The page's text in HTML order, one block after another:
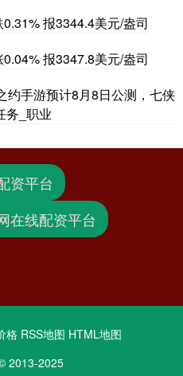
报3344.4美元/盎司
报3347.8美元/盎司
约手游预计8月8日公测，七侠
务_职业
资平台
在线配资平台
格 RSS地图 HTML地图
2013-2025